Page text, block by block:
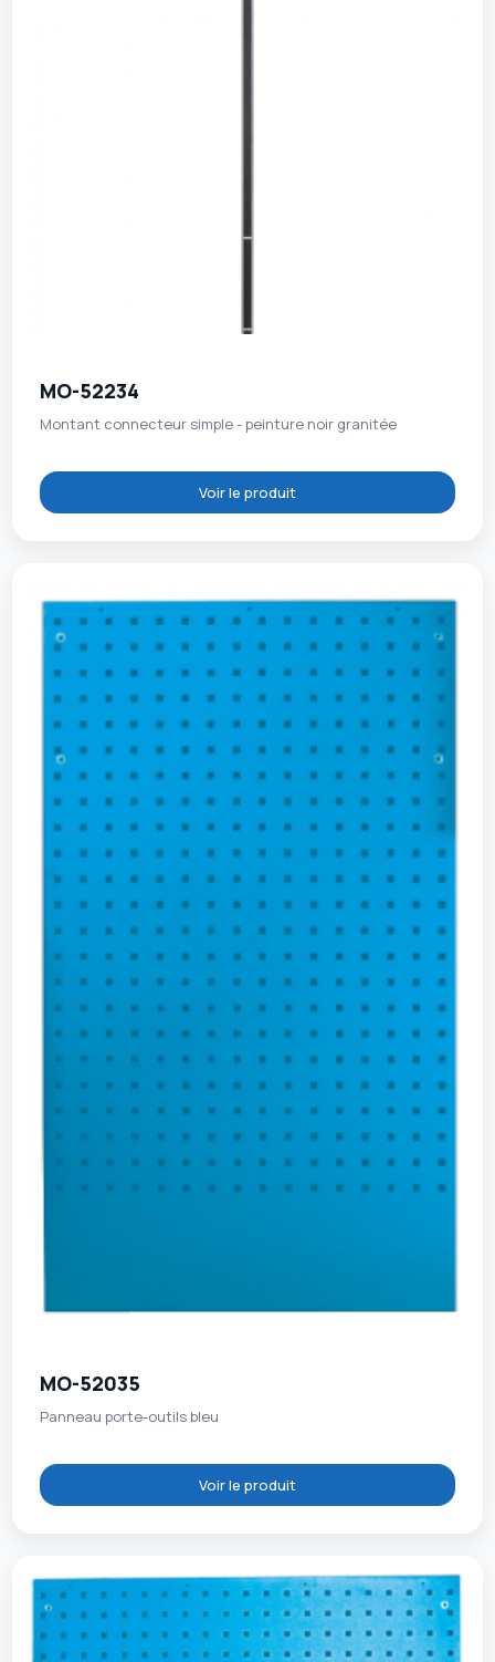
MO-52234
Montant connecteur simple - peinture noir granitée
Voir le produit
MO-52035
Panneau porte-outils bleu
Voir le produit